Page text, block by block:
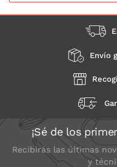
Envío
¡Sé de los
Recibirás las últimas
y